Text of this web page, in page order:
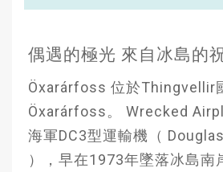
偶遇的極光 來自冰島的
Öxarárfoss 位於Thingvellir
Öxarárfoss。 Wrecked
海軍DC3型運輸機（
），早在1973年墜落冰島南